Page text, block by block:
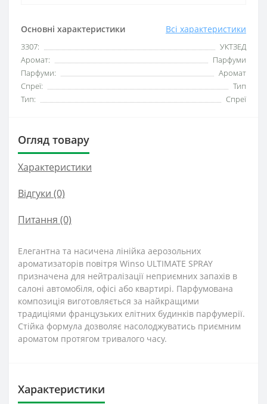
Основні характеристики Всі характеристики
3307:
УКТЗЕД
Аромат:
Парфуми
Парфуми:
Аромат
Спреї:
Тип
Тип:
Спреї
Огляд товару
Характеристики
Відгуки (0)
Питання (0)
Елегантна та насичена лінійка аерозольних
ароматизаторів повітря Winso ULTIMATE SPRAY
призначена для нейтралізації неприємних запахів в
салоні автомобіля, офісі або квартирі. Парфумована
композиція виготовляється за найкращими
традиціями французьких елітних будинків парфумерії.
Стійка формула дозволяє насолоджуватись приємним
ароматом протягом тривалого часу.
Характеристики